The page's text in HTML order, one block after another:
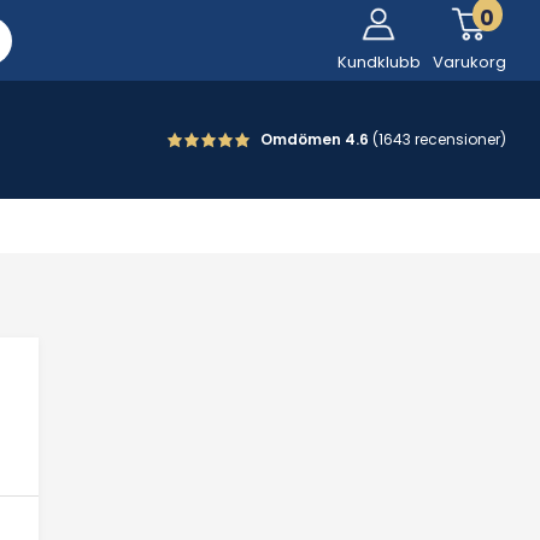
Kundklubb
0
Varukorg
Omdömen 4.6 (1643 recensioner)